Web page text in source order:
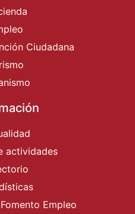
Ciudadana
actividades
Empleo